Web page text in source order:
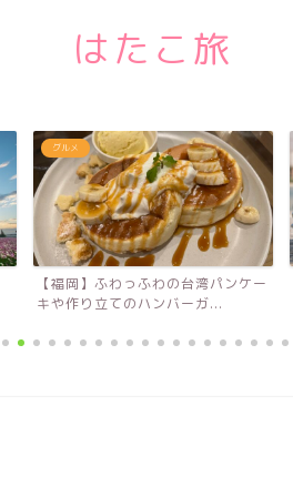
はたこ旅
グルメ
【福岡】ふわっふわの台湾パンケー
キや作り立てのハンバーガ...